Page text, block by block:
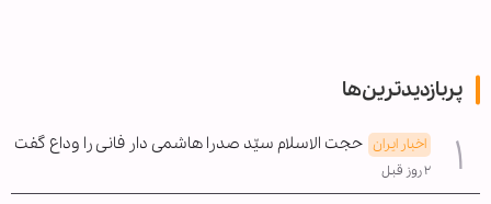
پربازدیدترین‌ها
اخبار ایران حجت الاسلام سیّد صدرا هاشمی دار فانی را وداع گفت
۲ روز قبل